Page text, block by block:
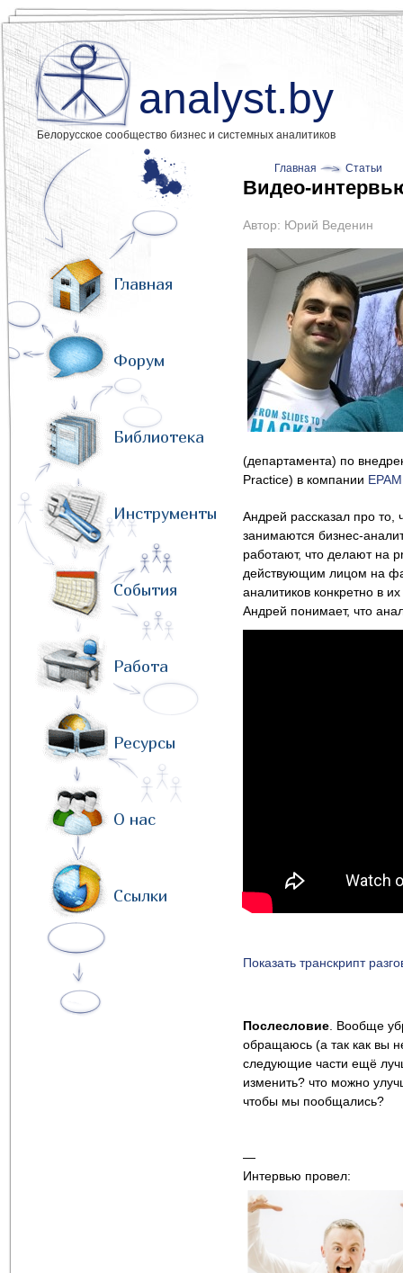
analyst.by
Белорусское сообщество бизнес и системных аналитиков
Главная
Форум
Библиотека
Инструменты
События
Работа
Ресурсы
О нас
Ссылки
Главная Статьи
Видео-
Автор: Юрий Веденин
(департамента) по
Practice) в компании
Андрей рассказал про то,
занимаются бизнес-
работают, что делают на
действующим лицом на
аналитиков конкретно в
Андрей понимает, что
Показать транскрипт
Послесловие . Вообще
обращаюсь (а так как вы
следующие части ещё
изменить? что можно
чтобы мы пообщались?
—
Интервью провел: